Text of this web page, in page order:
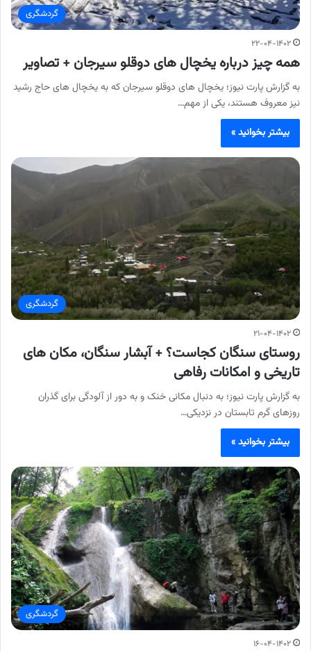
گردشگری
۲۲-۰۴-۱۴۰۲
همه چیز درباره یخچال های دوقلو سیرجان + تصاویر
به گزارش پارت نیوز؛ یخچال های دوقلو سیرجان که به یخچال های حاج رشید
نیز معروف هستند، یکی از مهم…
بیشتر بخوانید »
گردشگری
۲۱-۰۴-۱۴۰۲
روستای سنگان کجاست؟ + آبشار سنگان، مکان های
تاریخی و امکانات رفاهی
به گزارش پارت نیوز؛ به دنبال مکانی خنک و به دور از آلودگی برای گذران
روزهای گرم تابستان در نزدیکی…
بیشتر بخوانید »
گردشگری
۱۶-۰۴-۱۴۰۲